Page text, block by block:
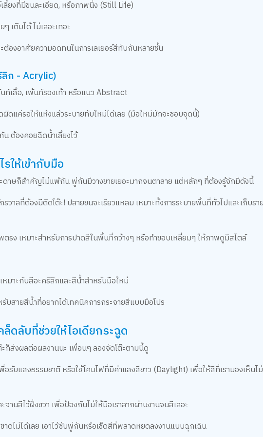
ยงที่มีขนละเอียด, หรือภาพนิ่ง (Still Life)
เติมได้ ไม่เลอะเทอะ
ต้องอาศัยความอดทนในการเลเยอร์สีทับกันหลายชั้น
ก - Acrylic)
ท์เสื้อ, เพ้นท์รองเท้า หรือแนว Abstract
ดแค่รอให้แห้งแล้วระบายทับใหม่ได้เลย (มือใหม่มักจะชอบจุดนี้)
ต้องคอยฉีดน้ำเลี้ยงไว้
ให้เข้ากับมือ
ดาษก็สำคัญไม่แพ้กัน พู่กันมีวางขายเยอะมากจนตาลาย แต่หลักๆ ที่ต้องรู้จักมีดังนี้
ลที่ต้องมีติดโต๊ะ! ปลายขนจะเรียวแหลม เหมาะทั้งการระบายพื้นที่ทั่วไปและเก็บรา
ง เหมาะสำหรับการปาดสีในพื้นที่กว้างๆ หรือทำขอบเหลี่ยมๆ ให้ภาพดูมีสไตล์
มาะกับสีอะคริลิกและสีน้ำสำหรับมือใหม่
สายสีน้ำที่อยากได้เทคนิคการกระจายสีแบบมือโปร
ดลับที่ช่วยให้ไอเดียกระฉูด
ส่งผลต่อผลงานนะ เพื่อนๆ ลองจัดโต๊ะตามนี้ดู
รับแสงธรรมชาติ หรือใช้โคมไฟที่มีค่าแสงสีขาว (Daylight) เพื่อให้สีที่เรามองเห็นไ
านสีไว้ฝั่งขวา เพื่อป้องกันไม่ให้มือเราลากผ่านงานจนสีเลอะ
ดไม่ได้เลย เอาไว้ซับพู่กันหรือเช็ดสีที่พลาดหยดลงงานแบบฉุกเฉิน